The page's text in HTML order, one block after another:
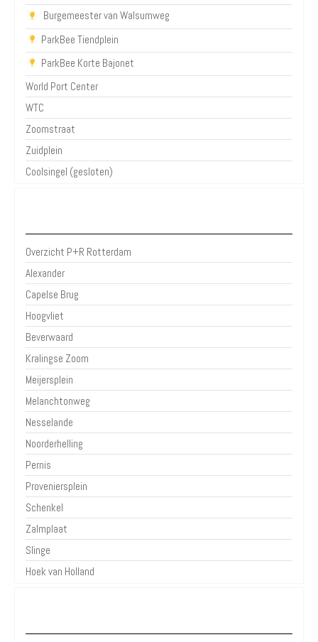
Burgemeester van Walsumweg
ParkBee Tiendplein
ParkBee Korte Bajonet
World Port Center
WTC
Zoomstraat
Zuidplein
Coolsingel (gesloten)
Overzicht P+R Rotterdam
Alexander
Capelse Brug
Hoogvliet
Beverwaard
Kralingse Zoom
Meijersplein
Melanchtonweg
Nesselande
Noorderhelling
Pernis
Proveniersplein
Schenkel
Zalmplaat
Slinge
Hoek van Holland